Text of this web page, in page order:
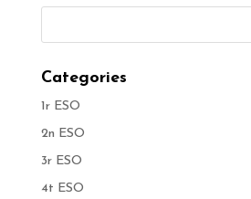
Categories
1r ESO
2n ESO
3r ESO
4t ESO